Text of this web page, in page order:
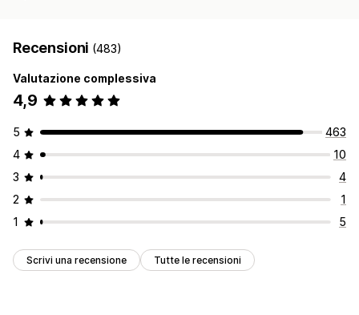
Recensioni (483)
Valutazione complessiva
4,9
5
463
4
10
3
4
2
1
1
5
Scrivi una recensione Tutte le recensioni